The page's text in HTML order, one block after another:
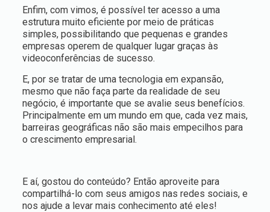
Enfim, com vimos, é possível ter acesso a uma
estrutura muito eficiente por meio de práticas
simples, possibilitando que pequenas e grandes
empresas operem de qualquer lugar graças às
videoconferências de sucesso.
E, por se tratar de uma tecnologia em expansão,
mesmo que não faça parte da realidade de seu
negócio, é importante que se avalie seus benefícios.
Principalmente em um mundo em que, cada vez mais,
barreiras geográficas não são mais empecilhos para
o crescimento empresarial.
E aí, gostou do conteúdo? Então aproveite para
compartilhá-lo com seus amigos nas redes sociais, e
nos ajude a levar mais conhecimento até eles!